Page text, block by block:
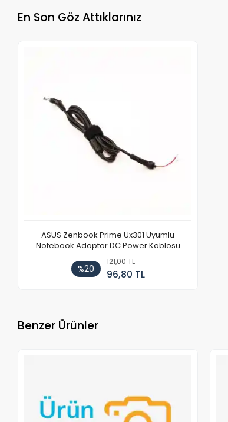
En Son Göz Attıklarınız
ASUS Zenbook Prime Ux301 Uyumlu
Notebook Adaptör DC Power Kablosu
%20
121,00 TL
96,80 TL
Benzer Ürünler